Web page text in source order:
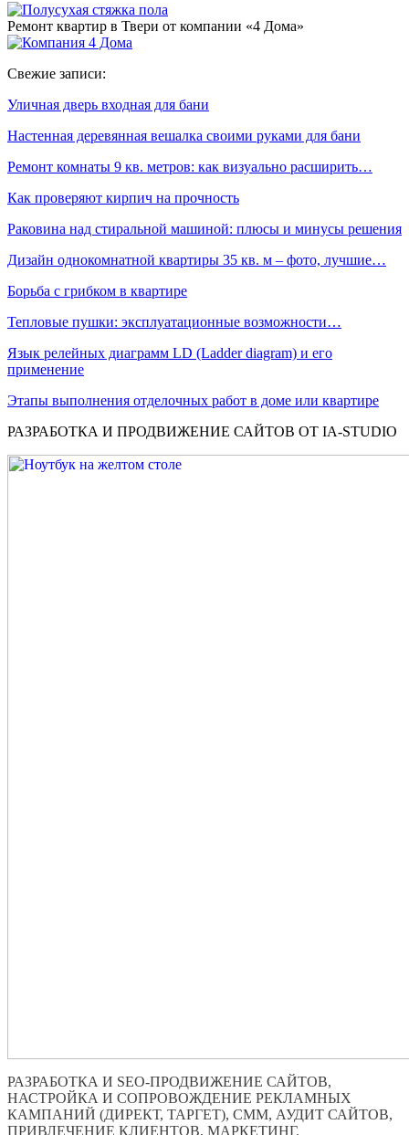
Ремонт квартир в Твери от компании «4 Дома»
Свежие записи:
Уличная дверь входная для бани
Настенная деревянная вешалка своими руками для бани
Ремонт комнаты 9 кв. метров: как визуально расширить…
Как проверяют кирпич на прочность
Раковина над стиральной машиной: плюсы и минусы решения
Дизайн однокомнатной квартиры 35 кв. м – фото, лучшие…
Борьба с грибком в квартире
Тепловые пушки: эксплуатационные возможности…
Язык релейных диаграмм LD (Ladder diagram) и его
применение
Этапы выполнения отделочных работ в доме или квартире
РАЗРАБОТКА И ПРОДВИЖЕНИЕ САЙТОВ ОТ IA-STUDIO
РАЗРАБОТКА И SEO-ПРОДВИЖЕНИЕ САЙТОВ,
НАСТРОЙКА И СОПРОВОЖДЕНИЕ РЕКЛАМНЫХ
КАМПАНИЙ (ДИРЕКТ, ТАРГЕТ), СММ, АУДИТ САЙТОВ,
ПРИВЛЕЧЕНИЕ КЛИЕНТОВ, МАРКЕТИНГ.